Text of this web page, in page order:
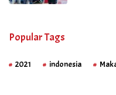
Popular Tags
2021 indonesia